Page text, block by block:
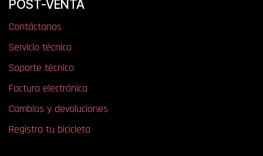
POST-VENTA
Contáctanos
Servicio técnico
Soporte técnico
Factura electrónica
Cambios y devoluciones
Registra tu bicicleta